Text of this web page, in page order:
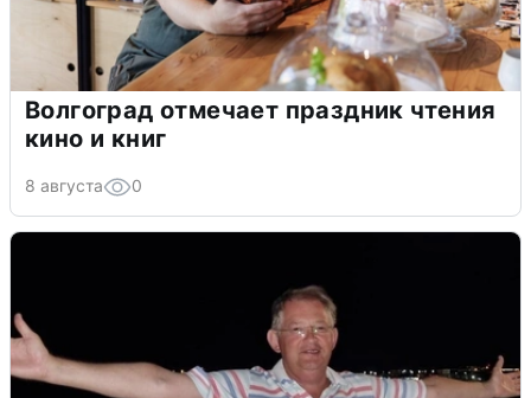
Волгоград отмечает праздник чтения
кино и книг
8 августа 0